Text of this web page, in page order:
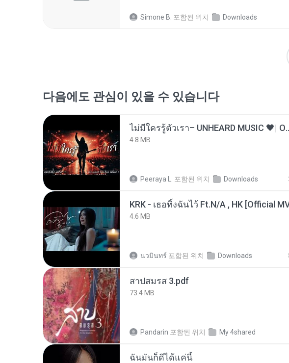
Simone B. 포함된 위치 Downloads
다음에도 관심이 있을 수 있습니다
ไม่มีใครรู้ตัวเรา–
4.8 MB
Peeraya L. 포함된 위치 Downloads
KRK - เธอทิ้งฉันไว้ Ft.N/A , HK [Official
4.6 MB
นวมินทร์ 포함된 위치 Downloads
สาปสมรส 3.pdf
73.4 MB
Pandarin 포함된 위치 My 4shared
ฉันมันก็ดีได้แค่นี้